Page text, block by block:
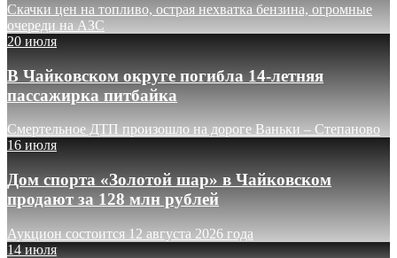
Скачки цен на топливо, острая нехватка бензина, огромные
очереди на АЗС
20 июля
В Чайковском округе погибла 14-летняя
пассажирка питбайка
Смертельное ДТП произошло на дороге Ваньки – Степаново
16 июля
Дом спорта «Золотой шар» в Чайковском
продают за 128 млн рублей
Аукцион состоится 12 августа 2026 года
14 июля